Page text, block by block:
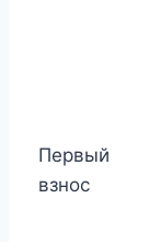
Первый
взнос